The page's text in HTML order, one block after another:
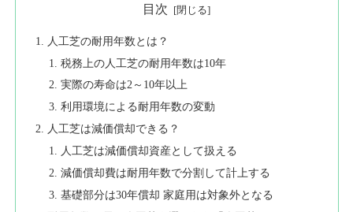
目次
人工芝の耐用年数とは？
税務上の人工芝の耐用年数は10年
実際の寿命は2～10年以上
利用環境による耐用年数の変動
人工芝は減価償却できる？
人工芝は減価償却資産として扱える
減価償却費は耐用年数で分割して計上する
基礎部分は30年償却 家庭用は対象外となる